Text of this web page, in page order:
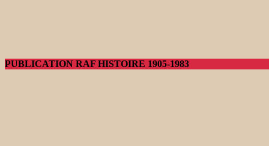
PUBLICATION RAF HISTOIRE 1905-1983